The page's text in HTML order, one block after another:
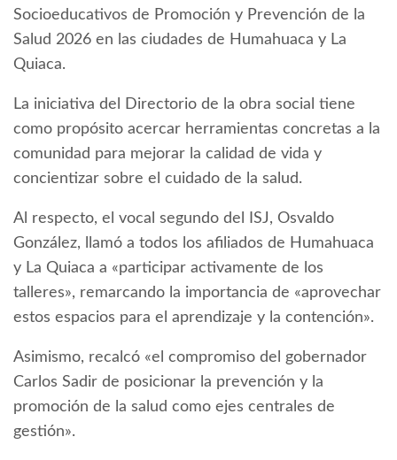
Socioeducativos de Promoción y Prevención de la
Salud 2026 en las ciudades de Humahuaca y La
Quiaca.
La iniciativa del Directorio de la obra social tiene
como propósito acercar herramientas concretas a la
comunidad para mejorar la calidad de vida y
concientizar sobre el cuidado de la salud.
Al respecto, el vocal segundo del ISJ, Osvaldo
González, llamó a todos los afiliados de Humahuaca
y La Quiaca a «participar activamente de los
talleres», remarcando la importancia de «aprovechar
estos espacios para el aprendizaje y la contención».
Asimismo, recalcó «el compromiso del gobernador
Carlos Sadir de posicionar la prevención y la
promoción de la salud como ejes centrales de
gestión».